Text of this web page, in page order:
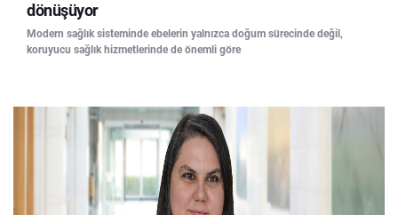
dönüşüyor
Modern sağlık sisteminde ebelerin yalnızca doğum sürecinde değil,
koruyucu sağlık hizmetlerinde de önemli göre